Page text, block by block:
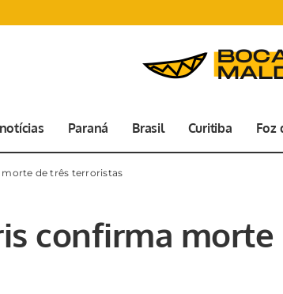
Paraná Brasil Curitiba Foz
de três terroristas
confirma